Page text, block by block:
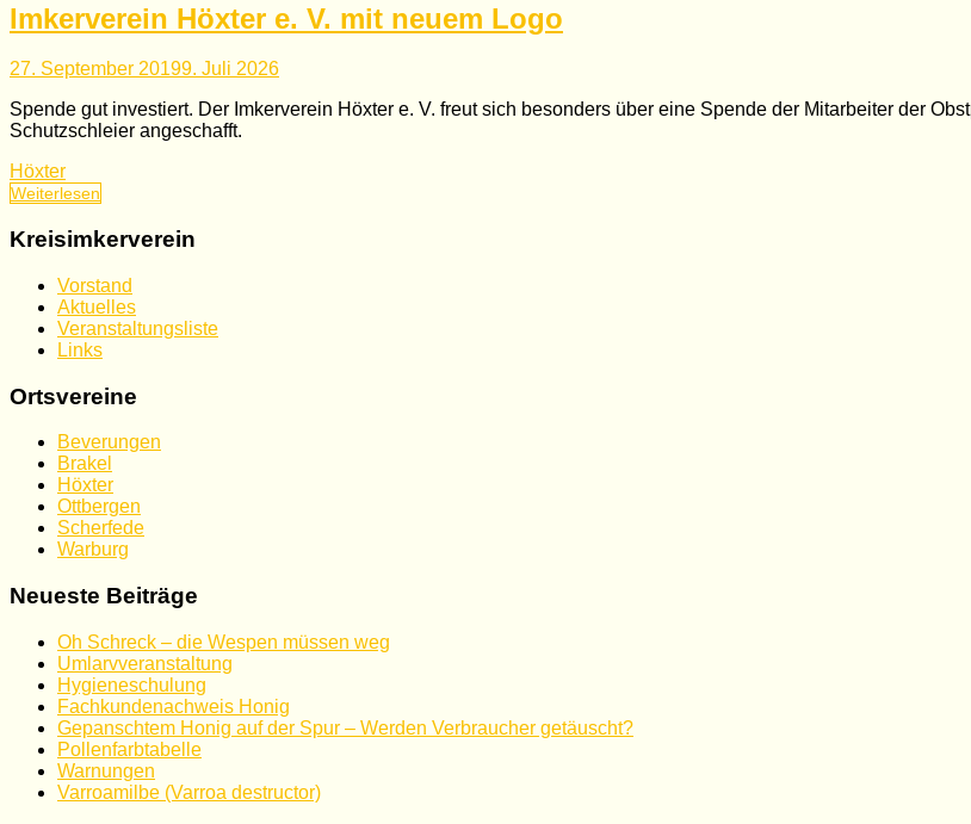
Imkerverein Höxter e. V. mit neuem Logo
27. September 20199. Juli 2026
Spende gut investiert. Der Imkerverein Höxter e. V. freut sich besonders über eine Spende der Mitarbeiter der
Schutzschleier angeschafft.
Höxter
Weiterlesen
Kreisimkerverein
Vorstand
Aktuelles
Veranstaltungsliste
Links
Ortsvereine
Beverungen
Brakel
Höxter
Ottbergen
Scherfede
Warburg
Neueste Beiträge
Oh Schreck – die Wespen müssen weg
Umlarvveranstaltung
Hygieneschulung
Fachkundenachweis Honig
Gepanschtem Honig auf der Spur – Werden Verbraucher getäuscht?
Pollenfarbtabelle
Warnungen
Varroamilbe (Varroa destructor)